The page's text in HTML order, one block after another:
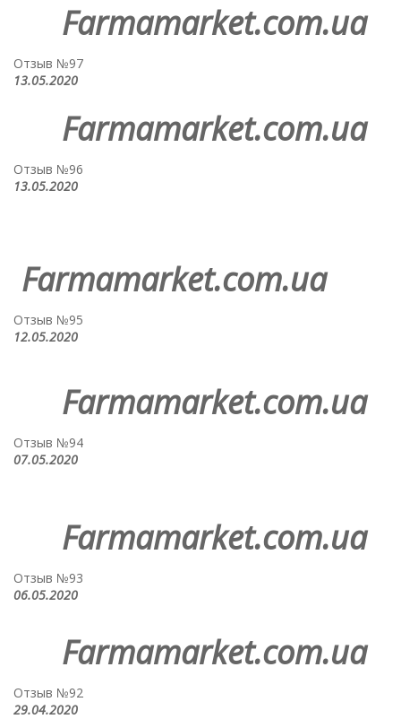
Farmamarket.com.ua
Отзыв №97
13.05.2020
Farmamarket.com.ua
Отзыв №96
13.05.2020
Farmamarket.com.ua
Отзыв №95
12.05.2020
Farmamarket.com.ua
Отзыв №94
07.05.2020
Farmamarket.com.ua
Отзыв №93
06.05.2020
Farmamarket.com.ua
Отзыв №92
29.04.2020